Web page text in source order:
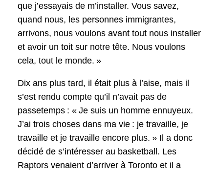
que j’essayais de m’installer. Vous savez,
quand nous, les personnes immigrantes,
arrivons, nous voulons avant tout nous installer
et avoir un toit sur notre tête. Nous voulons
cela, tout le monde. »
Dix ans plus tard, il était plus à l’aise, mais il
s’est rendu compte qu’il n’avait pas de
passetemps : « Je suis un homme ennuyeux.
J’ai trois choses dans ma vie : je travaille, je
travaille et je travaille encore plus. » Il a donc
décidé de s’intéresser au basketball. Les
Raptors venaient d’arriver à Toronto et il a